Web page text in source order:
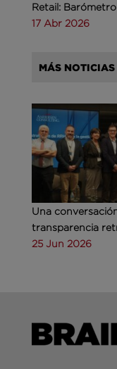
Retail:
17 Abr 2026
MÁS
Una
transparencia
25 Jun 2026